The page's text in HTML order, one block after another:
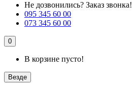
Не дозвонились? Заказ звонка!
095 345 60 00
073 345 60 00
0
В корзине пусто!
Везде